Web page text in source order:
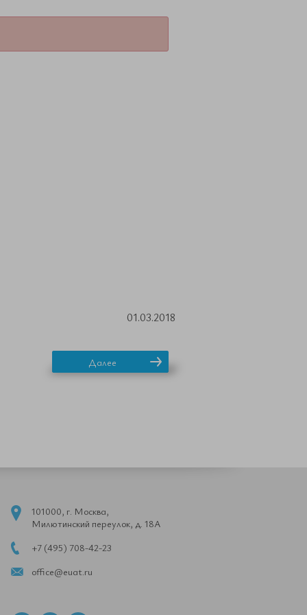
01.03.2018
Далее
101000, г. Москва,
Милютинский переулок, д. 18А
+7 (495) 708-42-23
office@euat.ru